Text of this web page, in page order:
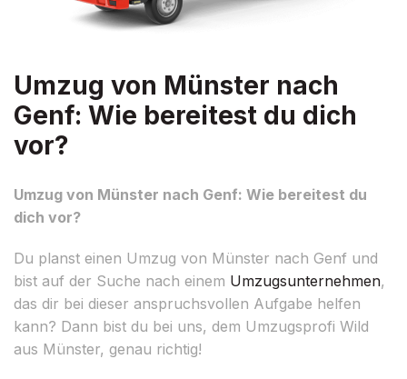
Umzug von Münster nach
Genf: Wie bereitest du dich
vor?
Umzug von Münster nach Genf: Wie bereitest du
dich vor?
Du planst einen Umzug von Münster nach Genf und
bist auf der Suche nach einem Umzugsunternehmen,
das dir bei dieser anspruchsvollen Aufgabe helfen
kann? Dann bist du bei uns, dem Umzugsprofi Wild
aus Münster, genau richtig!